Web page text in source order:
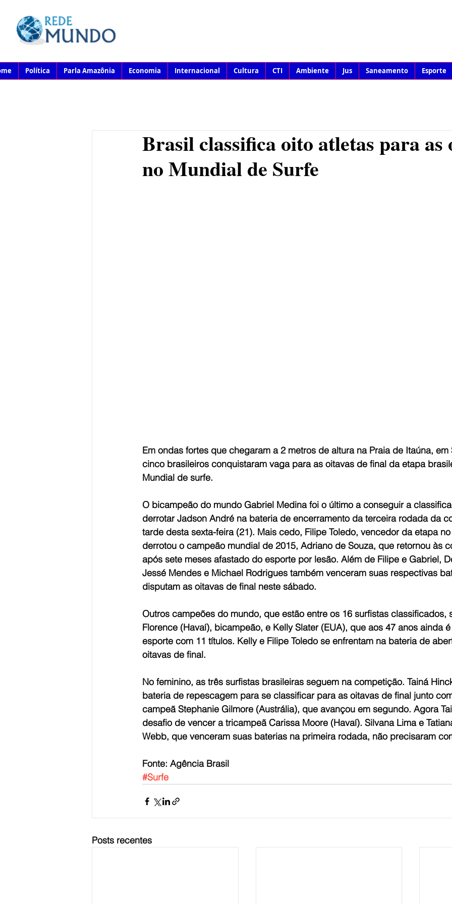
Política Parla Amazônia Economia Internacional Cultura CTI Ambiente Jus Saneamento Esporte
Brasil classifica oito atletas para as
no Mundial de Surfe
Em ondas fortes que chegaram a 2 metros de altura na Praia de Itaúna, em
cinco brasileiros conquistaram vaga para as oitavas de final da etapa
Mundial de surfe.
O bicampeão do mundo Gabriel Medina foi o último a conseguir a
derrotar Jadson André na bateria de encerramento da terceira rodada da
tarde desta sexta-feira (21). Mais cedo, Filipe Toledo, vencedor da etapa
derrotou o campeão mundial de 2015, Adriano de Souza, que retornou às
após sete meses afastado do esporte por lesão. Além de Filipe e Gabriel,
Jessé Mendes e Michael Rodrigues também venceram suas respectivas
disputam as oitavas de final neste sábado.
Outros campeões do mundo, que estão entre os 16 surfistas classificados,
Florence (Havaí), bicampeão, e Kelly Slater (EUA), que aos 47 anos ainda
esporte com 11 títulos. Kelly e Filipe Toledo se enfrentam na bateria de
oitavas de final.
No feminino, as três surfistas brasileiras seguem na competição. Tainá
bateria de repescagem para se classificar para as oitavas de final junto
campeã Stephanie Gilmore (Austrália), que avançou em segundo. Agora
desafio de vencer a tricampeã Carissa Moore (Havaí). Silvana Lima e
Webb, que venceram suas baterias na primeira rodada, não precisaram
Fonte: Agência Brasil
#Surfe
Posts recentes